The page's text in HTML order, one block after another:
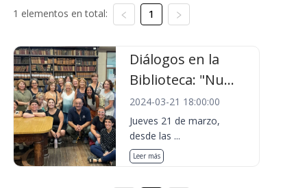
1 elementos en total: 1
Diálogos en la
Biblioteca: "Nu...
2024-03-21 18:00:00
Jueves 21 de marzo,
desde las ...
Leer más